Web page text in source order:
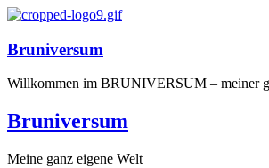
Bruniversum
Willkommen im BRUNIVERSUM – meiner
Bruniversum
Meine ganz eigene Welt